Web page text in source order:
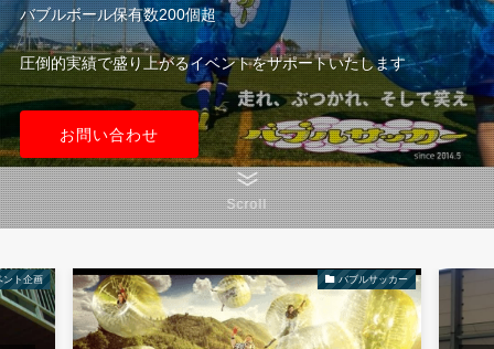
バブルボール保有数200個超
圧倒的実績で盛り上がるイベントをサポートいたします
お問い合わせ
Scroll
ント企画 バブルサッカー